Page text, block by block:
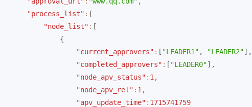
"process_list" : {
"node_list" : [
{
"current_approvers" : [ "LEADER1" , "LEADER2"] ,
"completed_approvers" : [ "LEADER0"] ,
"node_apv_status" : 1 ,
"node_apv_rel" : 1 ,
"apv_update_time" : 1715741759